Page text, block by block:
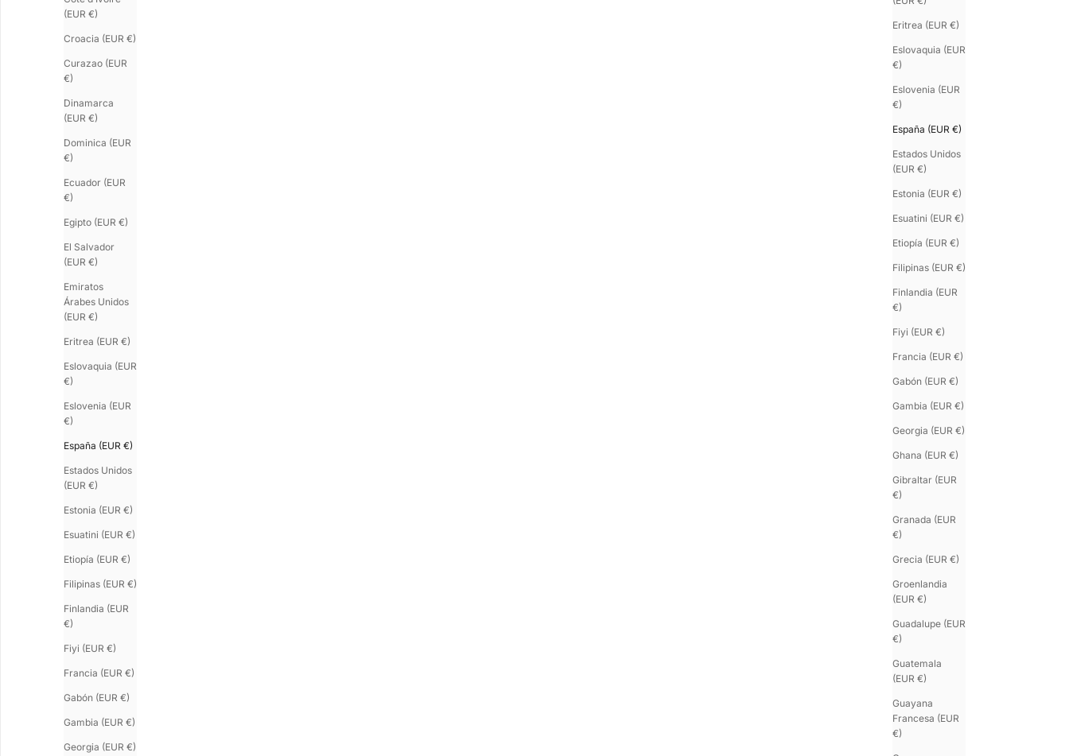
Eritrea (EUR €)
Eslovaquia (EUR
€)
Eslovenia (EUR
€)
España (EUR €)
Estados Unidos
(EUR €)
Estonia (EUR €)
Esuatini (EUR €)
Etiopía (EUR €)
Filipinas (EUR €)
Finlandia (EUR
€)
Fiyi (EUR €)
Francia (EUR €)
Gabón (EUR €)
Gambia (EUR €)
Georgia (EUR €)
Ghana (EUR €)
Gibraltar (EUR
€)
Granada (EUR
€)
Grecia (EUR €)
Groenlandia
(EUR €)
Guadalupe (EUR
€)
Guatemala
(EUR €)
Guayana
Francesa (EUR
€)
(EUR €)
Croacia (EUR €)
Curazao (EUR
€)
Dinamarca
(EUR €)
Dominica (EUR
€)
Ecuador (EUR
€)
Egipto (EUR €)
El Salvador
(EUR €)
Emiratos
Árabes Unidos
(EUR €)
Eritrea (EUR €)
Eslovaquia (EUR
€)
Eslovenia (EUR
€)
España (EUR €)
Estados Unidos
(EUR €)
Estonia (EUR €)
Esuatini (EUR €)
Etiopía (EUR €)
Filipinas (EUR €)
Finlandia (EUR
€)
Fiyi (EUR €)
Francia (EUR €)
Gabón (EUR €)
Gambia (EUR €)
Georgia (EUR €)
Pulsera hombre python oro
Precio de oferta
Precio de oferta
Pulsera plateada de doble vuelta para hombre